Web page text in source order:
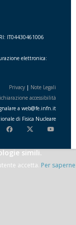
IT04430461006
elettronica:
Privacy | Note Legali
accessibilità
a web@fe.infn.it
di Fisica Nucleare
simili.
accetta. Per saperne